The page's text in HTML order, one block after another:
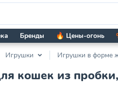
Бренды 🔥 Цены-огонь
Игрушки Игрушки в форме
кошек из